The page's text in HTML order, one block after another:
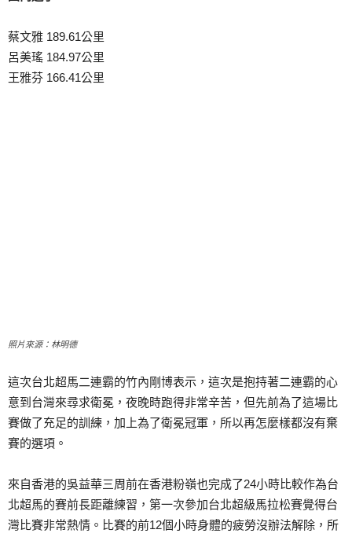
蔡文雅 189.61公里
呂美瑤 184.97公里
王雅芬 166.41公里
照片來源：林明德
這次台北超馬二連霸的竹內剛博表示，這次是抱持著二連霸的心
意到台灣來尋求衛冕，夜晚時跑得非常辛苦，但先前為了這場比
賽做了充足的訓練，加上為了衛冕冠軍，所以再怎麼樣都沒有棄
賽的選項。
來自香港的吳益華三周前在香港粉嶺也完成了24小時比較作為台
北超馬的賽前長距離練習，第一次參加台北超級馬拉松賽覺得台
灣比賽非常熱情。比賽的前12個小時身體的疲勞沒辦法解除，所